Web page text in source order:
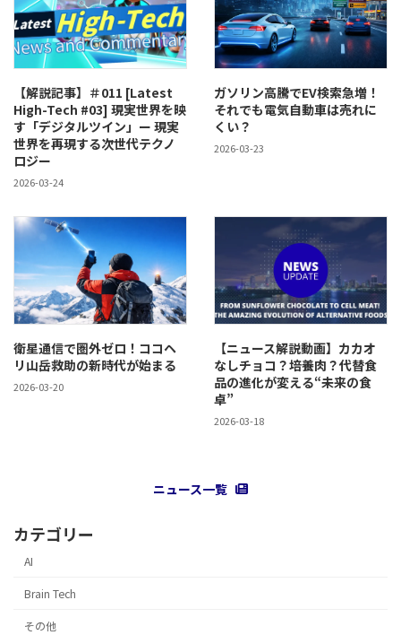
【解説記事】＃011 [Latest
High-Tech #03] 現実世界を映
す「デジタルツイン」ー 現実
世界を再現する次世代テクノ
ロジー
2026-03-24
ガソリン高騰でEV検索急増！
それでも電気自動車は売れに
くい？
2026-03-23
衛星通信で圏外ゼロ！ココヘ
リ山岳救助の新時代が始まる
2026-03-20
【ニュース解説動画】カカオ
なしチョコ？培養肉？代替食
品の進化が変える“未来の食
卓”
2026-03-18
ニュース一覧
カテゴリー
AI
Brain Tech
その他